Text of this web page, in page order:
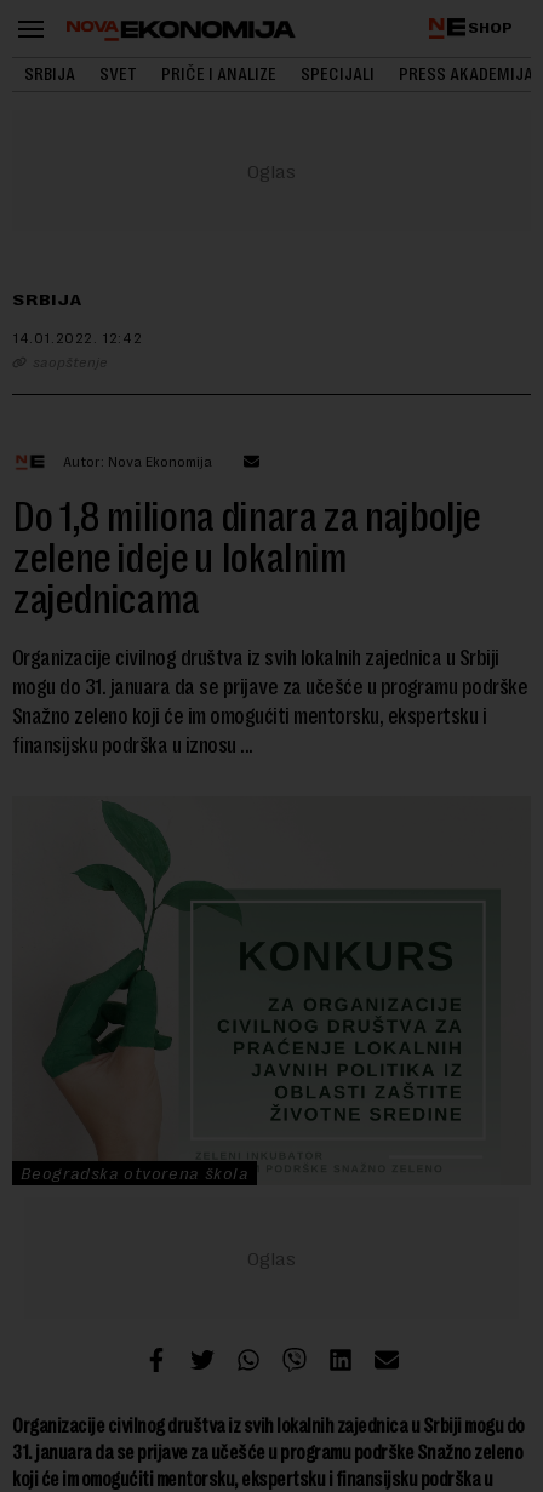
SHOP
SRBIJA SVET PRIČE I ANALIZE SPECIJALI PRESS AKADEMIJA
SRBIJA
14.01.2022. 12:42
saopštenje
Autor: Nova Ekonomija
Do 1,8 miliona dinara za najbolje
zelene ideje u lokalnim
zajednicama
Organizacije civilnog društva iz svih lokalnih zajednica u Srbiji
mogu do 31. januara da se prijave za učešće u programu podrške
Snažno zeleno koji će im omogućiti mentorsku, ekspertsku i
finansijsku podrška u iznosu ...
Beogradska otvorena škola
Organizacije civilnog društva iz svih lokalnih zajednica u Srbiji mogu do
31. januara da se prijave za učešće u programu podrške Snažno zeleno
koji će im omogućiti mentorsku, ekspertsku i finansijsku podrška u